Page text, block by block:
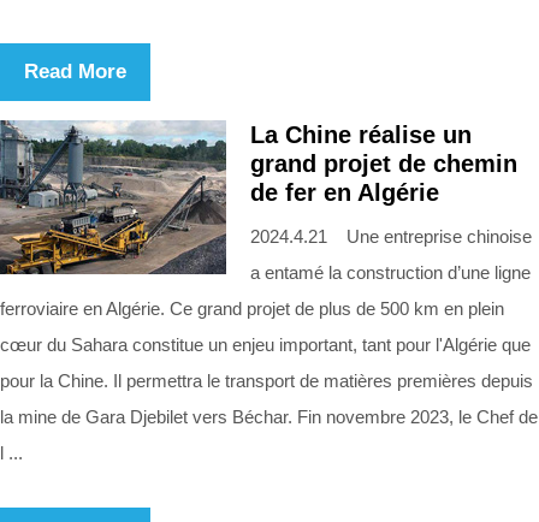
Read More
La Chine réalise un
grand projet de chemin
de fer en Algérie
2024.4.21 Une entreprise chinoise
a entamé la construction d’une ligne
ferroviaire en Algérie. Ce grand projet de plus de 500 km en plein
cœur du Sahara constitue un enjeu important, tant pour l'Algérie que
pour la Chine. Il permettra le transport de matières premières depuis
la mine de Gara Djebilet vers Béchar. Fin novembre 2023, le Chef de
l ...